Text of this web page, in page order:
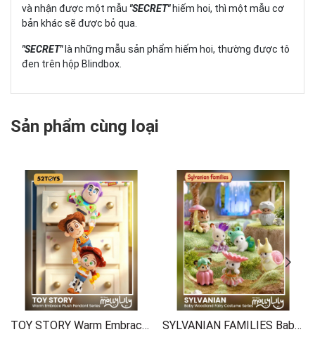
và nhận được một mẫu "SECRET"hiếm hoi, thì một mẫu cơ
bản khác sẽ được bỏ qua.
"SECRET"là những mẫu sản phẩm hiếm hoi, thường được tô
đen trên hộp Blindbox.
Sản phẩm cùng loại
TOY STORY Warm Embrace Plush Keychain Series SYLVANIAN FAMILIES Baby Woodland Fairy Costume Series